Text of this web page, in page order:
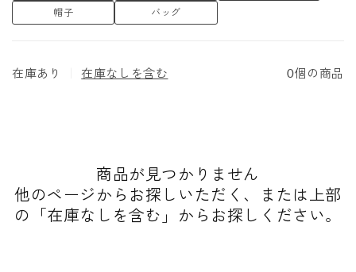
バッグ
帽子
在庫あり 在庫なしを含む 0個の商品
商品が見つかりません
他のページからお探しいただく、または上部
の「在庫なしを含む」からお探しください。